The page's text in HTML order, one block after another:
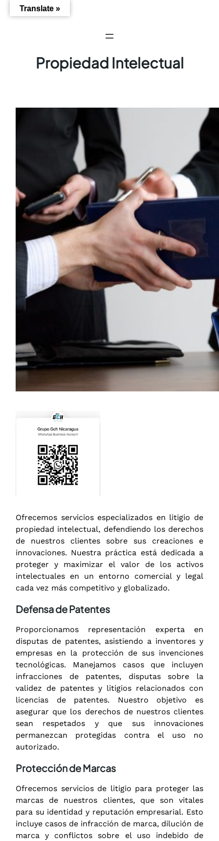
Saltar
Propiedad Intelectual
Ofrecemos servicios especializados en litigio de
propiedad intelectual, defendiendo los derechos
de nuestros clientes sobre sus creaciones e
innovaciones. Nuestra práctica está dedicada a
proteger y maximizar el valor de los activos
intelectuales en un entorno comercial y legal
cada vez más competitivo y globalizado.
Defensa de Patentes
Proporcionamos representación experta en
disputas de patentes, asistiendo a inventores y
empresas en la protección de sus invenciones
tecnológicas. Manejamos casos que incluyen
infracciones de patentes, disputas sobre la
validez de patentes y litigios relacionados con
licencias de patentes. Nuestro objetivo es
asegurar que los derechos de nuestros clientes
sean respetados y que sus innovaciones
permanezcan protegidas contra el uso no
autorizado.
Protección de Marcas
Ofrecemos servicios de litigio para proteger las
marcas de nuestros clientes, que son vitales
para su identidad y reputación empresarial. Esto
incluye casos de infracción de marca, dilución de
marca y conflictos sobre el uso indebido de
Translate »